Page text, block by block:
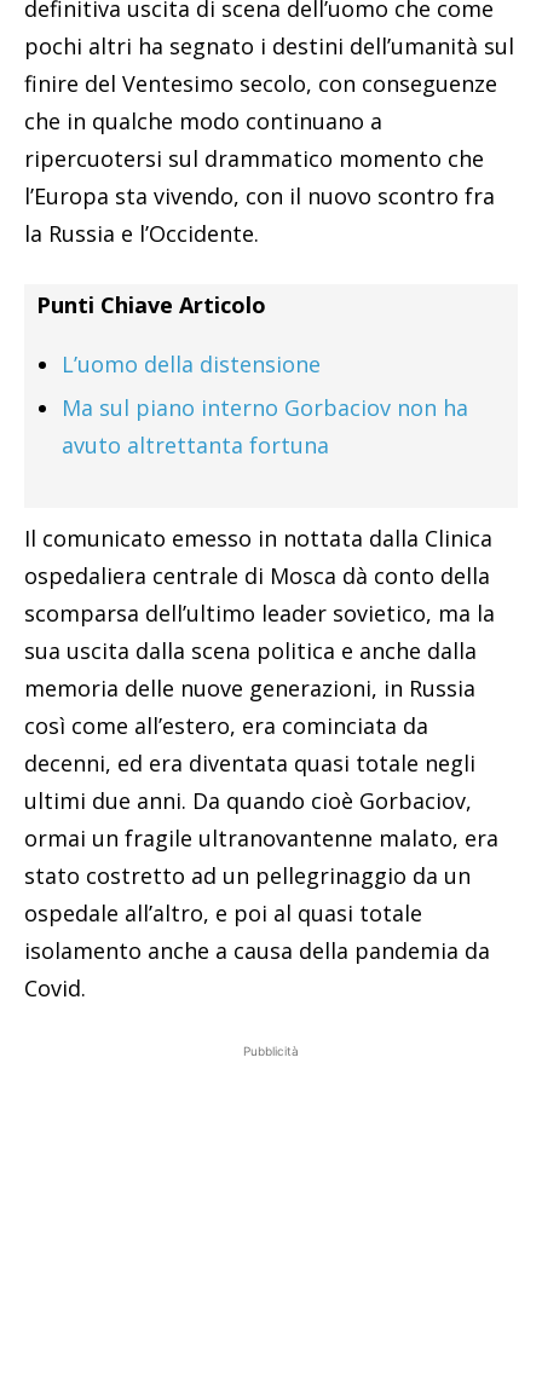
definitiva uscita di scena dell’uomo che come
pochi altri ha segnato i destini dell’umanità sul
finire del Ventesimo secolo, con conseguenze
che in qualche modo continuano a
ripercuotersi sul drammatico momento che
l’Europa sta vivendo, con il nuovo scontro fra
la Russia e l’Occidente.
Punti Chiave Articolo
L’uomo della distensione
Ma sul piano interno Gorbaciov non ha
avuto altrettanta fortuna
Il comunicato emesso in nottata dalla Clinica
ospedaliera centrale di Mosca dà conto della
scomparsa dell’ultimo leader sovietico, ma la
sua uscita dalla scena politica e anche dalla
memoria delle nuove generazioni, in Russia
così come all’estero, era cominciata da
decenni, ed era diventata quasi totale negli
ultimi due anni. Da quando cioè Gorbaciov,
ormai un fragile ultranovantenne malato, era
stato costretto ad un pellegrinaggio da un
ospedale all’altro, e poi al quasi totale
isolamento anche a causa della pandemia da
Covid.
Pubblicità